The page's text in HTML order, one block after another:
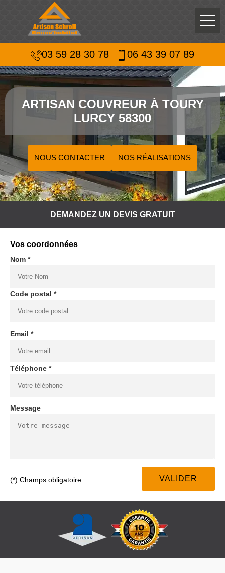
03 59 28 30 78 06 43 39 07 89
ARTISAN COUVREUR À TOURY
LURCY 58300
NOUS CONTACTER NOS RÉALISATIONS
DEMANDEZ UN DEVIS GRATUIT
Vos coordonnées
Nom *
Code postal *
Email *
Téléphone *
Message
(*) Champs obligatoire